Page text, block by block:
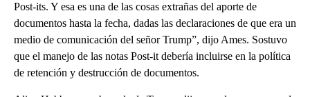
Post-its. Y esa es una de las cosas extrañas del aporte de
documentos hasta la fecha, dadas las declaraciones de que era un
medio de comunicación del señor Trump”, dijo Ames. Sostuvo
que el manejo de las notas Post-it debería incluirse en la política
de retención y destrucción de documentos.